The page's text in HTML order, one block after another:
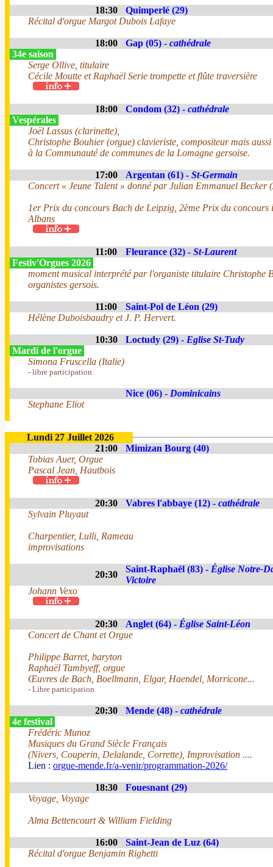
18:30
Quimperlé (29)
Récital d'orgue Margot Dubois Lafaye
18:00 Gap (05) - cathédrale
34e saison
Serge Ollive, titulaire
Cécile Moutte et Raphaël Serie trompette et flûte traversière
18:00 Condom (32) - cathédrale
Vespérales
Joël Lassus (clarinette),
Christophe Bouhier (orgue) clavieriste, compositeur mais
à la Communauté de communes de la Lomagne gersoise.
17:00 Argentan (61) - St-Germain
Concert « Jeune Talent » donné par Julian Emmanuel Becker
1er Prix du concours Bach de Leipzig, 2ème Prix du concours
Albans
11:00 Fleurance (32) - St-Laurent
Festiv'Orgues 2026
moment musical interprété par l'organiste titulaire Christophe
organistes gersois.
11:00
Saint-Pol de Léon (29)
Hélène Duboisbaudry et J. P. Hervert.
10:30 Loctudy (29) - Eglise St-Tudy
Mardi de l'orgue
Simona Fruscella (Italie)
- libre participation
Nice (06) - Dominicains
Stephane Eliot
Lundi 27 Juillet 2026
21:00
Mimizan Bourg (40)
Tobias Auer, Orgue
Pascal Jean, Hautbois
20:30 Vabres l'abbaye (12) - cathédrale
Sylvain Pluyaut
Charpentier, Lulli, Rameau
improvisations
20:30
Saint-Raphaël (83) - Église Notre-
Victoire
Johann Vexo
20:30 Anglet (64) - Église Saint-Léon
Concert de Chant et Orgue
Philippe Barret, baryton
Raphaël Tambyeff, orgue
Œuvres de Bach, Boellmann, Elgar, Haendel, Morricone...
- Libre participation
20:30 Mende (48) - cathédrale
4e festival
Frédéric Munoz
Musiques du Grand Siècle Français
(Nivers, Couperin, Delalande, Corrette), Improvisation ....
Lien : orgue-mende.fr/a-venir/programmation-2026/
18:30
Fouesnant (29)
Voyage, Voyage
Alma Bettencourt & William Fielding
16:00
Saint-Jean de Luz (64)
Récital d'orgue Benjamin Righetti